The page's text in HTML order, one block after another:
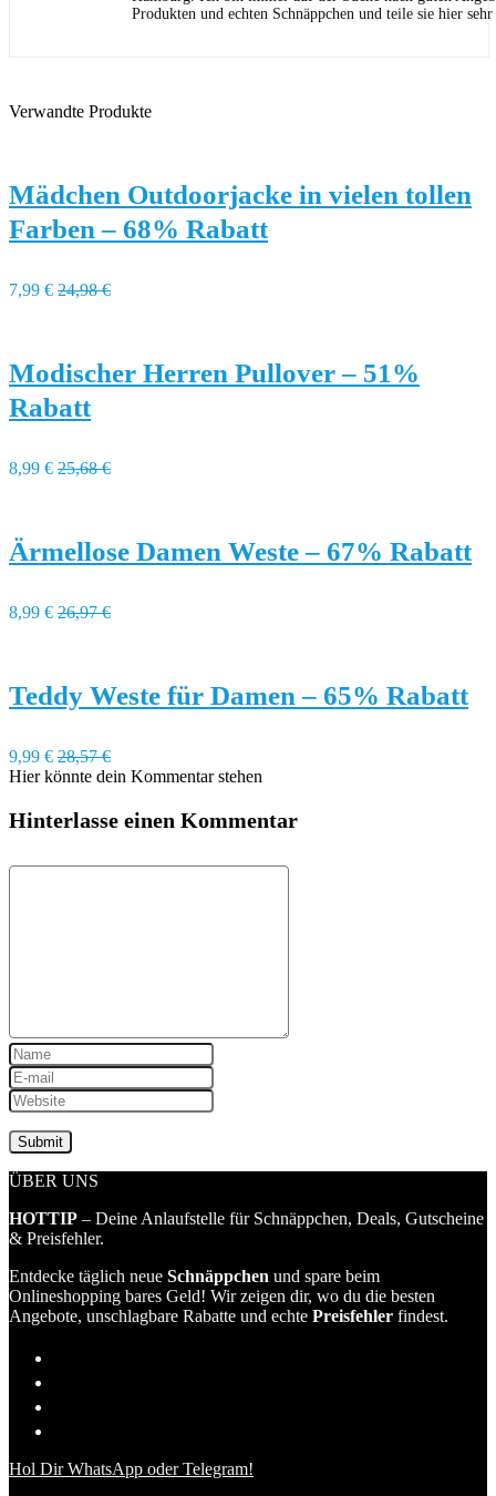
Produkten und echten Schnäppchen und teile sie hier
Verwandte Produkte
Mädchen Outdoorjacke in vielen tollen
Farben – 68% Rabatt
7,99 € 24,98 €
Modischer Herren Pullover – 51%
Rabatt
8,99 € 25,68 €
Ärmellose Damen Weste – 67% Rabatt
8,99 € 26,97 €
Teddy Weste für Damen – 65% Rabatt
9,99 € 28,57 €
Hier könnte dein Kommentar stehen
Hinterlasse einen Kommentar
ÜBER UNS
HOTTIP – Deine Anlaufstelle für Schnäppchen, Deals, Gutscheine
& Preisfehler.
Entdecke täglich neue Schnäppchen und spare beim
Onlineshopping bares Geld! Wir zeigen dir, wo du die besten
Angebote, unschlagbare Rabatte und echte Preisfehler findest.
Hol Dir WhatsApp oder Telegram!